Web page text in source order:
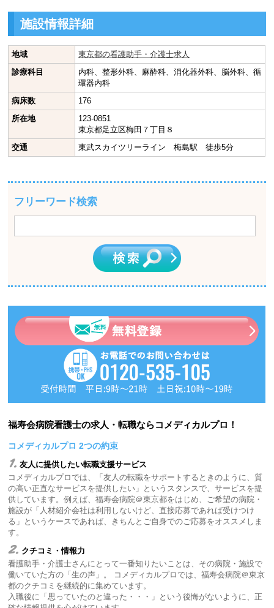
施設情報詳細
地域
東京都の看護助手・介護士求人
診療科目
内科、整形外科、麻酔科、消化器外科、脳外科、循
環器内科
病床数
176
所在地
123-0851
東京都足立区梅田７丁目８
交通
東武スカイツリーライン 梅島駅 徒歩5分
フリーワード検索
福寿会病院看護士の求人・転職ならコメディカルプロ！
コメディカルプロ 2つの約束
1. 友人に提供したい転職支援サービス
コメディカルプロでは、「友人の転職をサポートするときのように、質
の高い正直なサービスを提供したい」というスタンスで、サービスを提
供しています。例えば、福寿会病院＠東京都をはじめ、ご希望の病院・
施設が「人材紹介会社は利用しないけど、直接応募であれば受けつけ
る」というケースであれば、きちんとご自身でのご応募をオススメしま
す。
2. クチコミ・情報力
看護助手・介護士さんにとって一番知りたいことは、その病院・施設で
働いていた方の「生の声」。 コメディカルプロでは、福寿会病院＠東京
都のクチコミを継続的に集めています。
入職後に「思っていたのと違った・・・」という後悔がないように、正